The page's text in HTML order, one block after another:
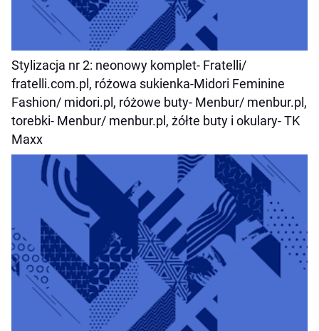
Stylizacja nr 2: neonowy komplet- Fratelli/
fratelli.com.pl, różowa sukienka-Midori Feminine
Fashion/ midori.pl , różowe buty- Menbur/ menbur.pl,
torebki- Menbur/ menbur.pl, żółte buty i okulary- TK
Maxx